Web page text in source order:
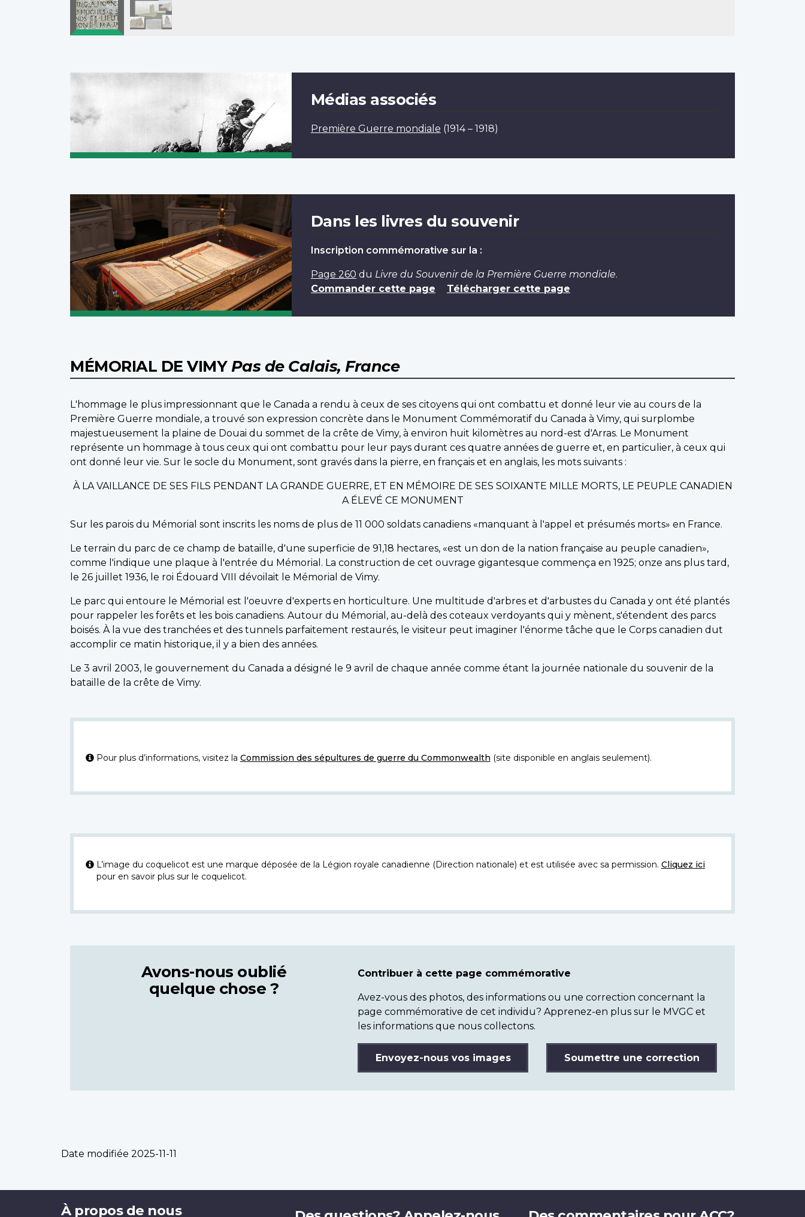
Médias associés
Première Guerre mondiale (1914 – 1918)
Dans les livres du souvenir
Inscription commémorative sur la :
Page 260 du Livre du Souvenir de la Première Guerre mondiale.
Commander cette page
Télécharger cette page
MÉMORIAL DE VIMY Pas de Calais, France
L'hommage le plus impressionnant que le Canada a rendu à ceux de ses citoyens qui ont combattu et donné leur vie au cours de la
Première Guerre mondiale, a trouvé son expression concrète dans le Monument Commémoratif du Canada à Vimy, qui surplombe
majestueusement la plaine de Douai du sommet de la crête de Vimy, à environ huit kilomètres au nord-est d'Arras. Le Monument
représente un hommage à tous ceux qui ont combattu pour leur pays durant ces quatre années de guerre et, en particulier, à ceux qui
ont donné leur vie. Sur le socle du Monument, sont gravés dans la pierre, en français et en anglais, les mots suivants :
À LA VAILLANCE DE SES FILS PENDANT LA GRANDE GUERRE, ET EN MÉMOIRE DE SES SOIXANTE MILLE MORTS, LE PEUPLE CANADIEN
A ÉLEVÉ CE MONUMENT
Sur les parois du Mémorial sont inscrits les noms de plus de 11 000 soldats canadiens «manquant à l'appel et présumés morts» en France.
Le terrain du parc de ce champ de bataille, d'une superficie de 91,18 hectares, «est un don de la nation française au peuple canadien»,
comme l'indique une plaque à l'entrée du Mémorial. La construction de cet ouvrage gigantesque commença en 1925; onze ans plus tard,
le 26 juillet 1936, le roi Édouard VIII dévoilait le Mémorial de Vimy.
Le parc qui entoure le Mémorial est l'oeuvre d'experts en horticulture. Une multitude d'arbres et d'arbustes du Canada y ont été plantés
pour rappeler les forêts et les bois canadiens. Autour du Mémorial, au-delà des coteaux verdoyants qui y mènent, s'étendent des parcs
boisés. À la vue des tranchées et des tunnels parfaitement restaurés, le visiteur peut imaginer l'énorme tâche que le Corps canadien dut
accomplir ce matin historique, il y a bien des années.
Le 3 avril 2003, le gouvernement du Canada a désigné le 9 avril de chaque année comme étant la journée nationale du souvenir de la
bataille de la crête de Vimy.
Pour plus d’informations, visitez la Commission des sépultures de guerre du Commonwealth (site disponible en anglais seulement).
L’image du coquelicot est une marque déposée de la Légion royale canadienne (Direction nationale) et est utilisée avec sa permission. Cliquez ici
pour en savoir plus sur le coquelicot.
Avons-nous oublié
quelque chose ?
Contribuer à cette page commémorative
Avez-vous des photos, des informations ou une correction concernant la
page commémorative de cet individu? Apprenez-en plus sur le MVGC et
les informations que nous collectons.
Envoyez-nous vos images Soumettre une correction
Date modifiée 2025-11-11
Brand
À propos de nous